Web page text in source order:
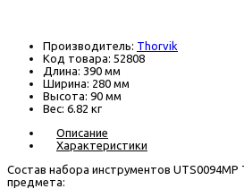
Производитель: Thorvik
Код товара: 52808
Длина: 390 мм
Ширина: 280 мм
Высота: 90 мм
Вес: 6.82 кг
Описание
Характеристики
Состав набора инструментов
предмета: